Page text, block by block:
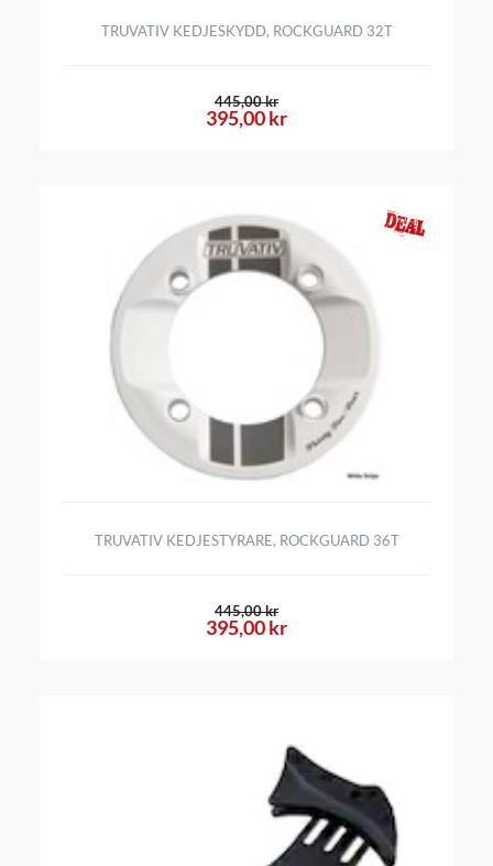
TRUVATIV KEDJESKYDD, ROCKGUARD 32T
395,00 kr
445,00 kr
TRUVATIV KEDJESTYRARE, ROCKGUARD 36T
395,00 kr
445,00 kr